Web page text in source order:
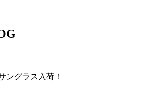
ングラス入荷！